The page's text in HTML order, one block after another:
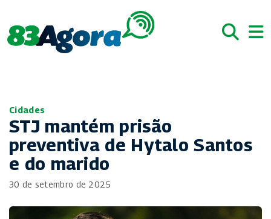
Cidades
STJ mantém prisão
preventiva de Hytalo Santos
e do marido
30 de setembro de 2025